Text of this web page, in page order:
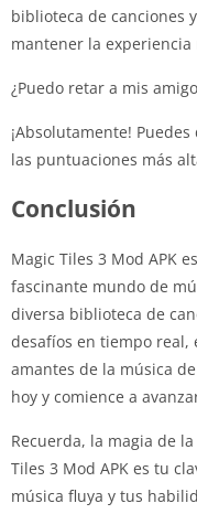
biblioteca de canciones
mantener la
¿Puedo retar a mis
¡Absolutamente!
las puntuaciones más
Conclusión
Magic Tiles 3 Mod APK
fascinante mundo de
diversa biblioteca de
desafíos en tiempo
amantes de la música
hoy y comience a
Recuerda, la magia de
Tiles 3 Mod APK es tu
música fluya y tus